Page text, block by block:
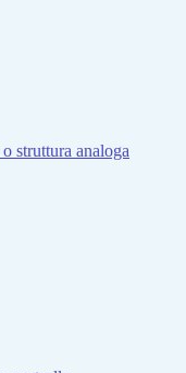
struttura analoga